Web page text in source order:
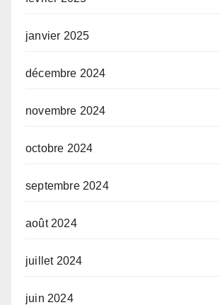
janvier 2025
décembre 2024
novembre 2024
octobre 2024
septembre 2024
août 2024
juillet 2024
juin 2024